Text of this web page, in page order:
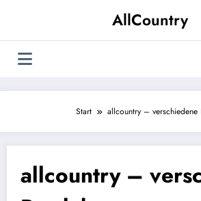
AllCountry
Start allcountry – verschiedene
allcountry –